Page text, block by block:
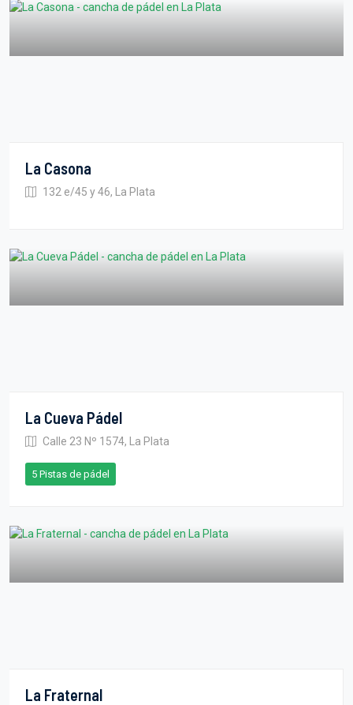
La Casona
132 e/45 y 46, La Plata
La Cueva Pádel
Calle 23 Nº 1574, La Plata
5 Pistas de pádel
La Fraternal